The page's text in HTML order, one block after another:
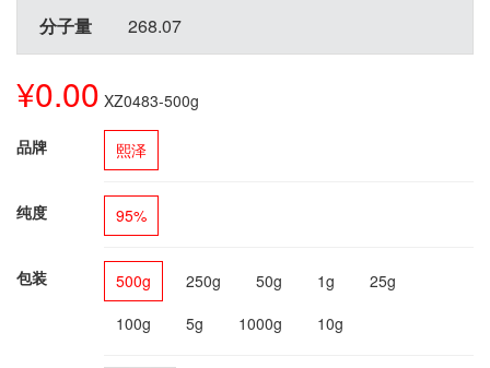
分子量 268.07
¥0.00 XZ0483-500g
品牌 熙泽
纯度 95%
包装 500g 250g 50g 1g
25g
100g
5g 1000g 10g